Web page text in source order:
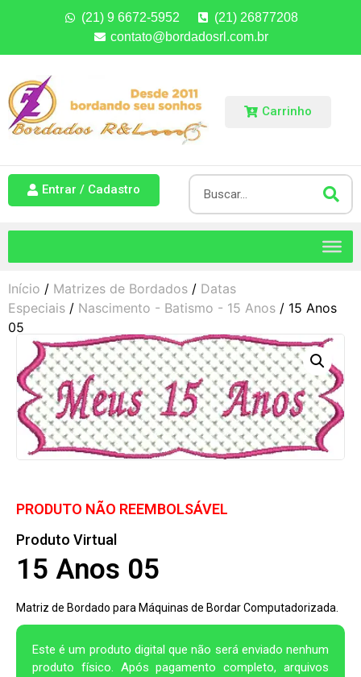
(21) 9 6672-5952
(21) 26877208
contato@bordadosrl.com.br
Carrinho
Entrar / Cadastro
Início / Matrizes de Bordados / Datas
Especiais / Nascimento - Batismo - 15 Anos / 15 Anos
05
PRODUTO NÃO REEMBOLSÁVEL
Produto Virtual
15 Anos 05
Matriz de Bordado para Máquinas de Bordar Computadorizada.
Este é um produto digital que não será enviado nenhum
produto físico. Após pagamento completo, arquivos